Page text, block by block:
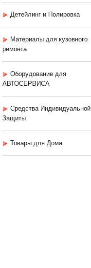
Детейлинг и Полировка
Материалы для кузовного
ремонта
Оборудование для
АВТОСЕРВИСА
Средства Индивидуальной
Защиты
Товары для Дома